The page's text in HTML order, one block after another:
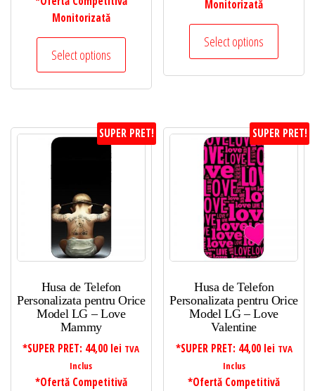
Monitorizată
Select options
Monitorizată
Select options
SUPER PRET!
Husa de Telefon
Personalizata pentru Orice
Model LG – Love
Mammy
*SUPER PRET: 44,00 lei TVA
Inclus
*Ofertă Competitivă
SUPER PRET!
Husa de Telefon
Personalizata pentru Orice
Model LG – Love
Valentine
*SUPER PRET: 44,00 lei TVA
Inclus
*Ofertă Competitivă